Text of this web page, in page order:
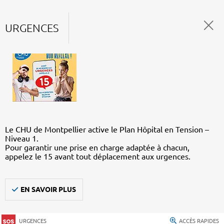
URGENCES
Le CHU de Montpellier active le Plan Hôpital en Tension –
Niveau 1.
Pour garantir une prise en charge adaptée à chacun,
appelez le 15 avant tout déplacement aux urgences.
EN SAVOIR PLUS
URGENCES ACCÈS RAPIDES